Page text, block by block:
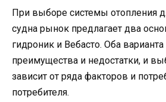
При выборе системы отопления
судна рынок предлагает два
гидроник и Вебасто. Оба
преимущества и недостатки, и
зависит от ряда факторов и
потребителя.